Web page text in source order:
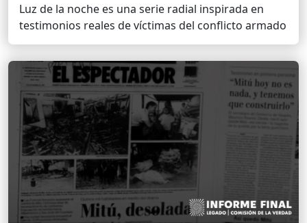
Luz de la noche es una serie radial inspirada en
testimonios reales de víctimas del conflicto armado